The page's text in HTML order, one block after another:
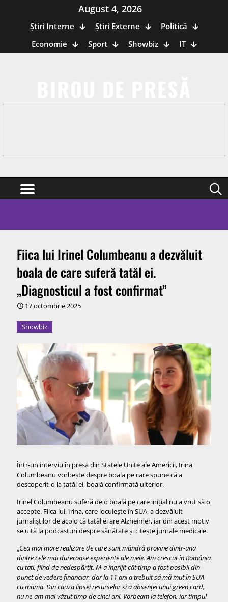
August 4, 2026
Știri Interne Știri Externe
Politică
Economie
Sport Showbiz IT
Fiica lui Irinel Columbeanu a dezvăluit
boala de care suferă tatăl ei.
„Diagnosticul a fost confirmat”
17 octombrie 2025
Showbiz
Într-un interviu în presa din Statele Unite ale Americii, Irina
Columbeanu vorbește despre boala pe care spune că a
descoperit-o la tatăl ei, boală confirmată ulterior.
Irinel Columbeanu suferă de o boală pe care inițial nu a vrut să o
accepte. Fiica lui, Irina, care locuiește în SUA, a dezvăluit
jurnaliștilor de acolo că tatăl ei are Alzheimer, iar din acest motiv
se uită la podcasturi despre sănătate și citește jurnale medicale.
„Cea mai mare realizare de care sunt mândră provine dintr-una
dintre cele mai dureroase experiențe ale mele. Am crescut în România
cu tati, fiind de nedespărțit. M-a îngrijit cât timp a fost posibil din
punct de vedere financiar, dar la 11 ani a trebuit să mă mut în SUA
cu mama. Din cauza lipsei resurselor și a absenței unui green card,
nu ne-am mai văzut timp de cinci ani. Vorbeam la telefon, iar timpul